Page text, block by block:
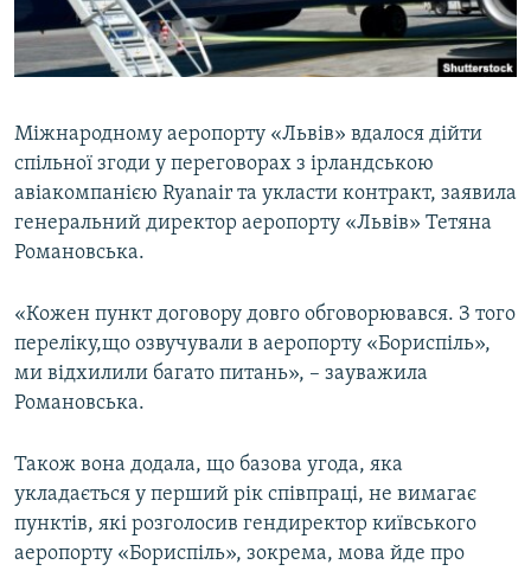
ВІДЕОУРОКИ «ELIFBE»
СВІДЧЕННЯ ОКУПАЦІЇ
ІНФОГРАФІКА
Русский
Qırımtatar
ДОЛУЧАЙСЯ!
Усі сайти RFE/RL
Міжнародному аеропорту «Львів» вдалося дійти
спільної згоди у переговорах з ірландською
авіакомпанією Ryanair та укласти контракт, заявила
генеральний директор аеропорту «Львів» Тетяна
Романовська.
«Кожен пункт договору довго обговорювався. З того
переліку,що озвучували в аеропорту «Бориспіль»,
ми відхилили багато питань», – зауважила
Романовська.
Також вона додала, що базова угода, яка
укладається у перший рік співпраці, не вимагає
пунктів, які розголосив гендиректор київського
аеропорту «Бориспіль», зокрема, мова йде про